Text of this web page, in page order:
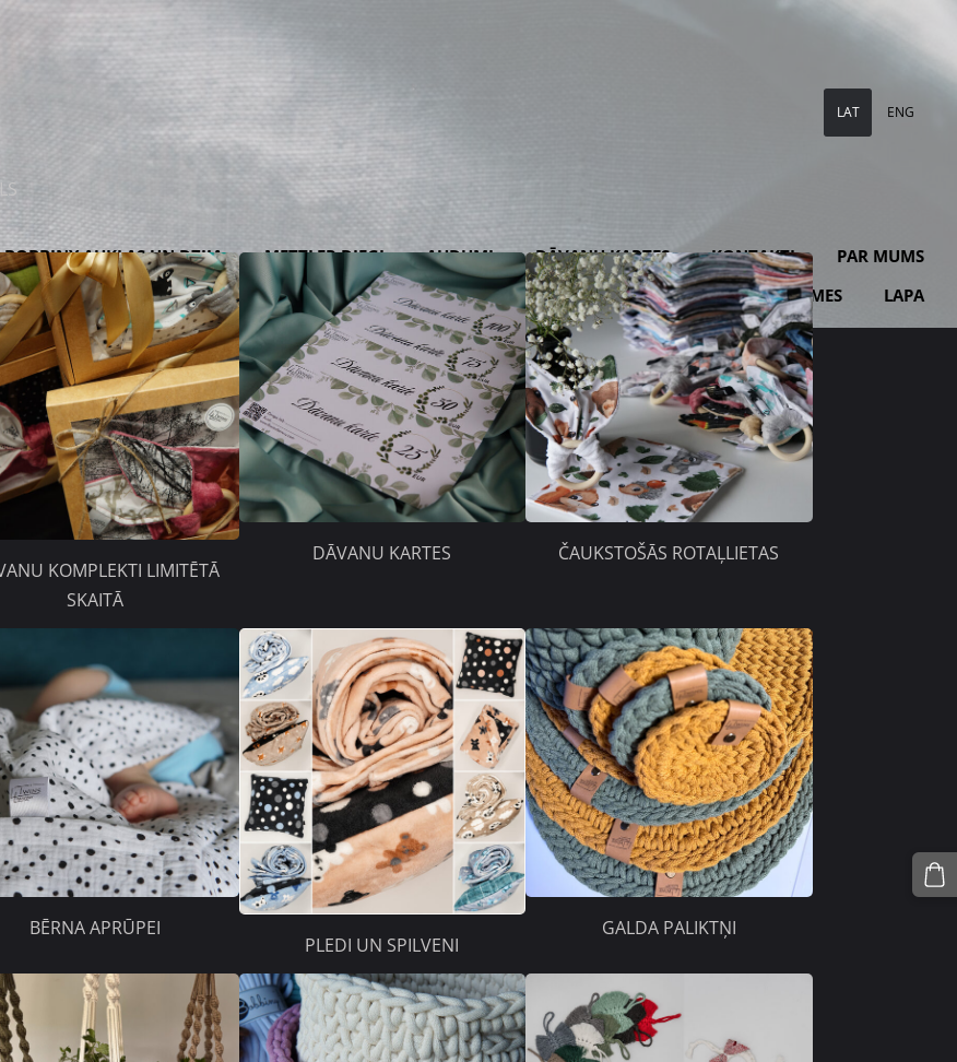
BOBBINY AUKLAS UN DZIJA METTLER DIEGI AUDUMI DĀVANU KARTES KONTAKTI
PAR MUMS
KLIENTU ATSAUKSMES
LAPA
LAT ENG
KOMPLEKTI LIMITĒTĀ
SKAITĀ
DĀVANU KARTES ČAUKSTOŠĀS ROTAĻLIETAS
BĒRNA APRŪPEI
PLEDI UN SPILVENI
GALDA PALIKTŅI